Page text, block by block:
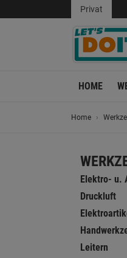
Privat
HOME
Home
Elektro- u.
Druckluft
Leitern